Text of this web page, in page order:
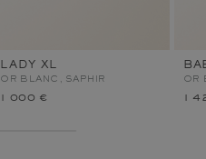
LADY XL
OR BLANC, SAPHIR
1 000 €
OR
1